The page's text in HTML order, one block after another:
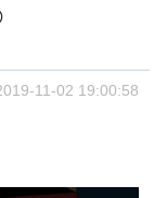
11-02 19:00:58